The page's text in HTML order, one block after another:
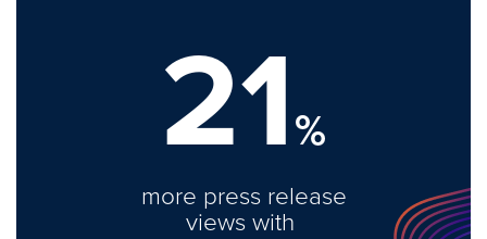
21%
more press release
views with